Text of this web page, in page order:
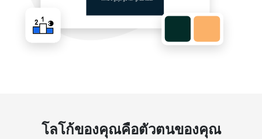
โลโก้ของคุณคือตัวตนของคุณ